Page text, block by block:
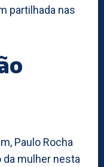
partilhada nas
Paulo Rocha
mulher nesta